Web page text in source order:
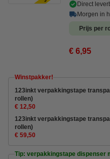
Direct
Morgen in
Prijs per
€ 6,95
Winstpakker!
123inkt verpakkingstape
rollen)
€ 12,50
123inkt verpakkingstape
rollen)
€ 59,50
Tip: verpakkingstape dispenser